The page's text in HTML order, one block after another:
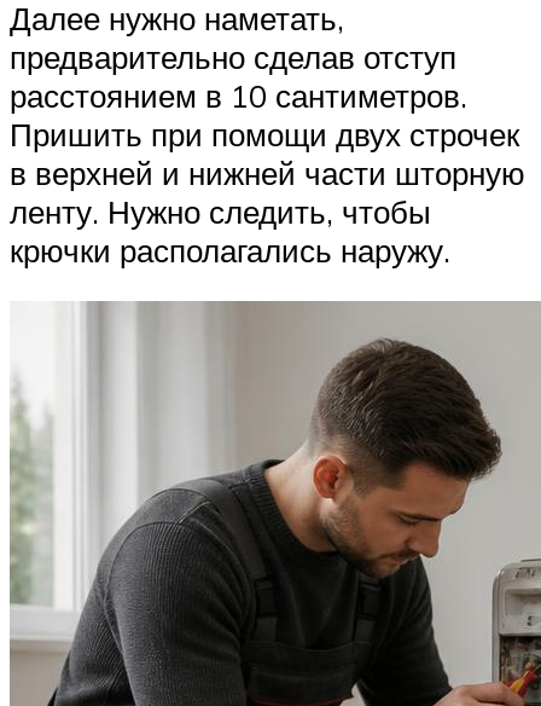
Далее нужно наметать,
предварительно сделав отступ
расстоянием в 10 сантиметров.
Пришить при помощи двух строчек
в верхней и нижней части шторную
ленту. Нужно следить, чтобы
крючки располагались наружу.